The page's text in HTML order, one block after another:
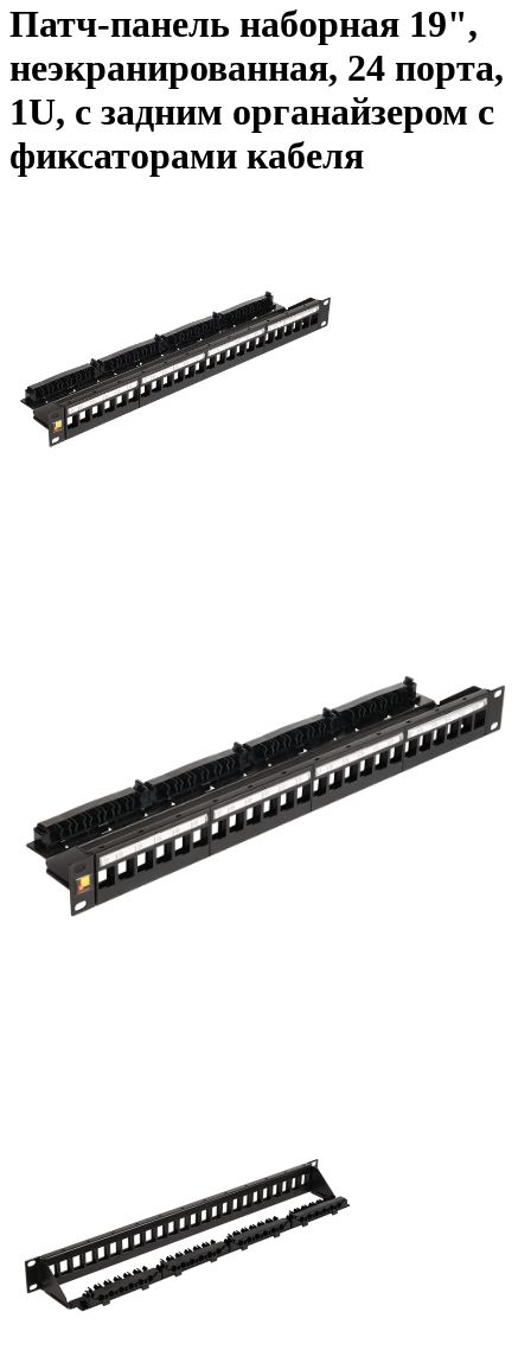
Патч-панель наборная 19",
неэкранированная, 24 порта,
1U, с задним органайзером с
фиксаторами кабеля